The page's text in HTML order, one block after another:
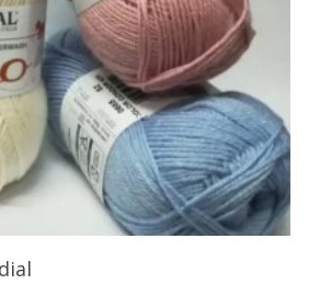
Seleccionar Opciones